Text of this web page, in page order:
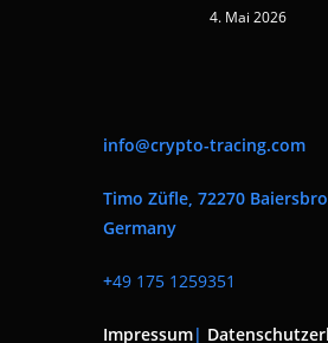
4. Mai 2026
info@crypto-tracing.com
Timo Züfle, 72270
Germany
+49 175 1259351
Impressum|